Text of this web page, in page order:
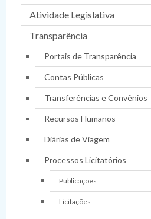
Atividade Legislativa
Transparência
Portais de Transparência
Contas Públicas
Transferências e Convênios
Recursos Humanos
Diárias de Viagem
Processos Licitatórios
Publicações
Licitações